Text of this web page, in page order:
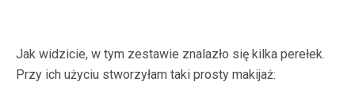
Jak widzicie, w tym zestawie znalazło się kilka perełek.
Przy ich użyciu stworzyłam taki prosty makijaż: